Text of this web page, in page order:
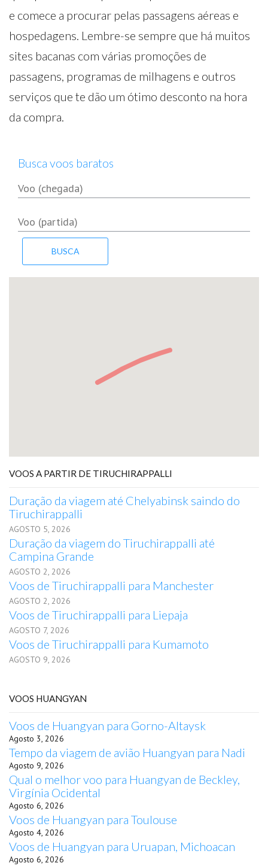
e comece a procurar pelas passagens aéreas e
hospedagens. Lembre-se sempre que há muitos
sites bacanas com várias promoções de
passagens, programas de milhagens e outros
serviços que te dão um ótimo desconto na hora
da compra.
Busca voos baratos
VOOS A PARTIR DE TIRUCHIRAPPALLI
Duração da viagem até Chelyabinsk saindo do
Tiruchirappalli
AGOSTO 5, 2026
Duração da viagem do Tiruchirappalli até
Campina Grande
AGOSTO 2, 2026
Voos de Tiruchirappalli para Manchester
AGOSTO 2, 2026
Voos de Tiruchirappalli para Liepaja
AGOSTO 7, 2026
Voos de Tiruchirappalli para Kumamoto
AGOSTO 9, 2026
VOOS HUANGYAN
Voos de Huangyan para Gorno-Altaysk
Agosto 3, 2026
Tempo da viagem de avião Huangyan para Nadi
Agosto 9, 2026
Qual o melhor voo para Huangyan de Beckley,
Virgínia Ocidental
Agosto 6, 2026
Voos de Huangyan para Toulouse
Agosto 4, 2026
Voos de Huangyan para Uruapan, Michoacan
Agosto 6, 2026